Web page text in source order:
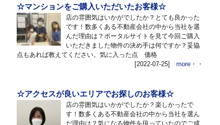
☆マンションをご購入いただいたお客様☆
店の雰囲気はいかがでしたか？とても良かった
です！数多くある不動産会社の中から当社を選
んだ理由は？ポータルサイトを見て今回ご購入
いただきました物件の決め手は何ですか？妥協
点もあれば教えてください。気に入った点 価格
[2022-07-25] more・・
☆アクセスが良いエリアでお探しのお客様☆
店の雰囲気はいかがでしたか？楽しかったで
す！数多くある不動産会社の中から当社を選ん
だ理由は？気になる物件を扱っていたのでご成